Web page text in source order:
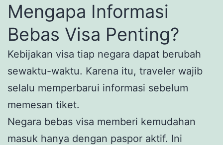
Mengapa Informasi
Bebas Visa Penting?
Kebijakan visa tiap negara dapat berubah
sewaktu-waktu. Karena itu, traveler wajib
selalu memperbarui informasi sebelum
memesan tiket.
Negara bebas visa memberi kemudahan
masuk hanya dengan paspor aktif. Ini